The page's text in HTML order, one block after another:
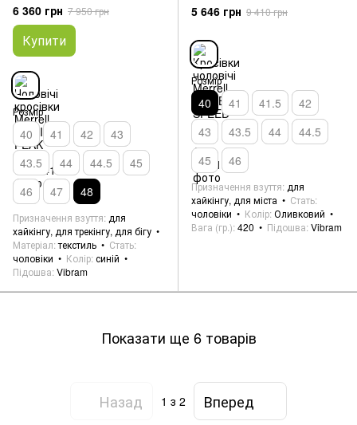
6 360 грн 7 950 грн
Купити
Розмір
40 41 42
43
43.5
44 44.5
45
46
47 48
Призначення взуття для
хайкінгу, для трекінгу, для бігу
Матеріал текстиль
Стать
чоловіки
Колір синій
Підошва Vibram
5 646 грн 9 410 грн
Розмір
40 41 41.5
42
43
43.5 44
44.5
45
46
Призначення взуття для
хайкінгу, для міста
Стать
чоловіки
Колір Оливковий
Вага (гр.) 420 Підошва Vibram
Показати ще 6 товарів
Назад 1 з 2 Вперед